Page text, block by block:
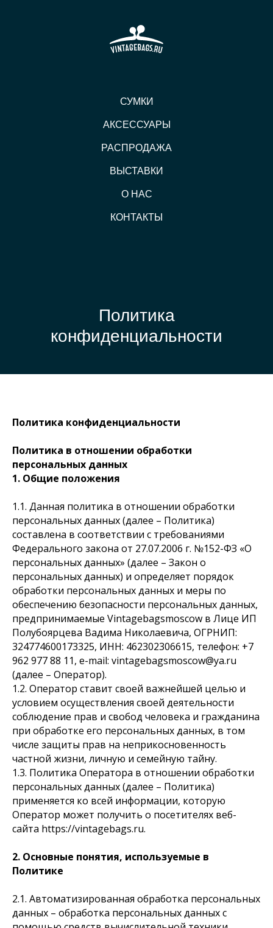
СУМКИ
АКСЕССУАРЫ
РАСПРОДАЖА
ВЫСТАВКИ
О НАС
КОНТАКТЫ
Политика
конфиденциальности
Политика конфиденциальности
Политика в отношении обработки
персональных данных
1. Общие положения
1.1. Данная политика в отношении обработки
персональных данных (далее – Политика)
составлена в соответствии с требованиями
Федерального закона от 27.07.2006 г. №152-ФЗ «О
персональных данных» (далее – Закон о
персональных данных) и определяет порядок
обработки персональных данных и меры по
обеспечению безопасности персональных данных,
предпринимаемые Vintagebagsmoscow в Лице ИП
Полубоярцева Вадима Николаевича, ОГРНИП:
324774600173325, ИНН: 462302306615, телефон: +7
962 977 88 11, e-mail: vintagebagsmoscow@ya.ru
(далее – Оператор).
1.2. Оператор ставит своей важнейшей целью и
условием осуществления своей деятельности
соблюдение прав и свобод человека и гражданина
при обработке его персональных данных, в том
числе защиты прав на неприкосновенность
частной жизни, личную и семейную тайну.
1.3. Политика Оператора в отношении обработки
персональных данных (далее – Политика)
применяется ко всей информации, которую
Оператор может получить о посетителях веб-
сайта https://vintagebags.ru.
2. Основные понятия, используемые в
Политике
2.1. Автоматизированная обработка персональных
данных – обработка персональных данных с